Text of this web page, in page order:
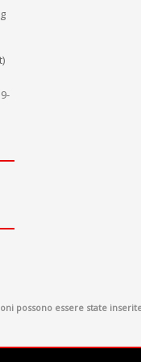
possono essere state